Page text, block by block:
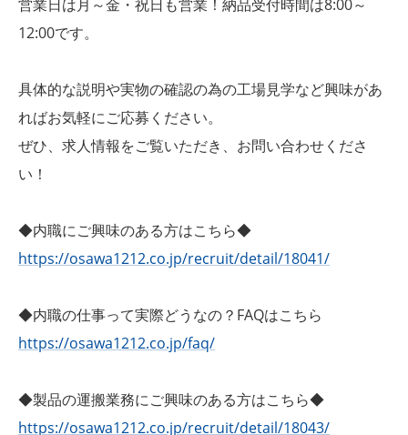
営業日は月～金・祝日も営業！納品受付時間は8:00～
12:00です。
具体的な説明や実物の確認の為の工場見学など興味があ
ればお気軽にご応募ください。
ぜひ、求人情報をご覧いただき、お問い合わせくださ
い！
◆内職にご興味のある方はこちら◆
https://osawa1212.co.jp/recruit/detail/18041/
◆内職の仕事って実際どうなの？FAQはこちら
https://osawa1212.co.jp/faq/
◆製品の運搬業務にご興味のある方はこちら◆
https://osawa1212.co.jp/recruit/detail/18043/